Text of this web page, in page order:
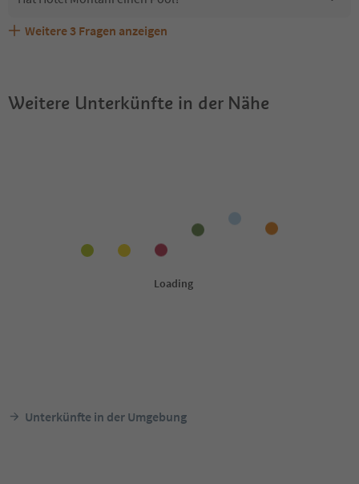
Sind Haustiere in der Unterkunft Hotel Montani erlaubt?
Welche Services bietet Hotel Montani?
Erhalten die Gäste von Hotel Montani einen Südtirol
Weitere 3 Fragen anzeigen
Weitere Unterkünfte in der Nähe
Unterkünfte in der Umgebung